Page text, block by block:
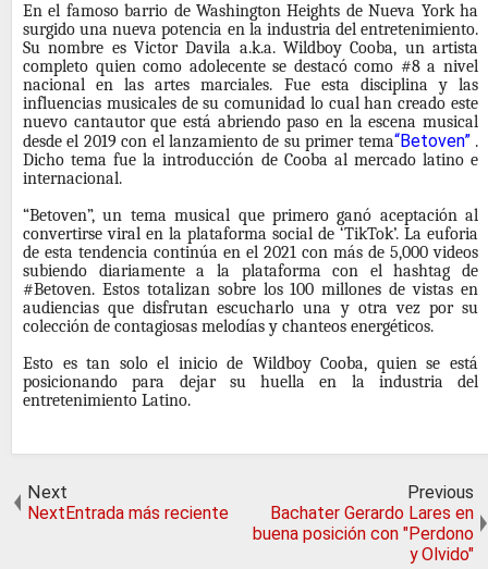
En el famoso barrio de Washington Heights de Nueva York ha
surgido una nueva potencia en la industria del entretenimiento.
Su nombre es Victor Davila a.k.a. Wildboy Cooba, un artista
completo quien como adolecente se destacó como #8 a nivel
nacional en las artes marciales. Fue esta disciplina y las
influencias musicales de su comunidad lo cual han creado este
nuevo cantautor que está abriendo paso en la escena musical
desde el 2019 con el lanzamiento de su primer tema“Betoven”.
Dicho tema fue la introducción de Cooba al mercado latino e
internacional.
“Betoven”, un tema musical que primero ganó aceptación al
convertirse viral en la plataforma social de ‘TikTok’. La euforia
de esta tendencia continúa en el 2021 con más de 5,000 videos
subiendo diariamente a la plataforma con el hashtag de
#Betoven. Estos totalizan sobre los 100 millones de vistas en
audiencias que disfrutan escucharlo una y otra vez por su
colección de contagiosas melodías y chanteos energéticos.
Esto es tan solo el inicio de Wildboy Cooba, quien se está
posicionando para dejar su huella en la industria del
entretenimiento Latino.
Next
NextEntrada más reciente
Previous
Bachater Gerardo Lares en
buena posición con "Perdono
y Olvido"